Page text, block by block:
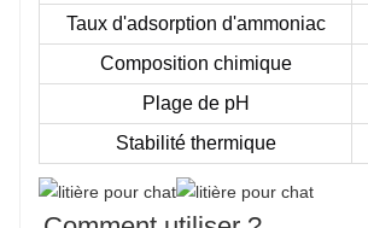
Taux d'adsorption d'ammoniac
Composition chimique
Plage de pH
Stabilité thermique